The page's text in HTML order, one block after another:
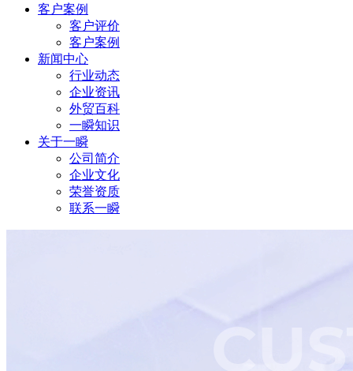
客户案例
客户评价
客户案例
新闻中心
行业动态
企业资讯
外贸百科
一瞬知识
关于一瞬
公司简介
企业文化
荣誉资质
联系一瞬